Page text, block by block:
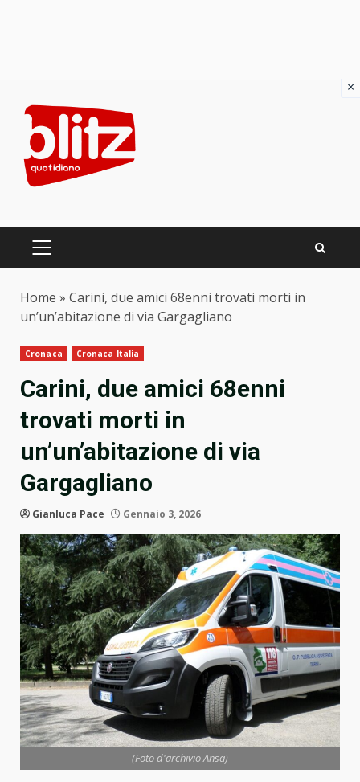
content
PRIMARY
Home » Carini, due amici 68enni trovati morti in
un’un’abitazione di via Gargagliano
Cronaca Cronaca Italia
Carini, due amici 68enni
trovati morti in
un’un’abitazione di via
Gargagliano
Gianluca Pace Gennaio 3, 2026
(Foto d'archivio Ansa)
×